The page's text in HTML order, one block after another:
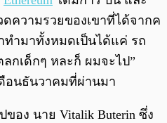
ความรวยของเขาที่ได้จากค
ทำมาทั้งหมดเป็นได้แค่ รถ
กเด็กๆ หละก็ ผมจะไป”
ดือนธันวาคมที่ผ่านมา
ของ นาย Vitalik Buterin ซึ่ง